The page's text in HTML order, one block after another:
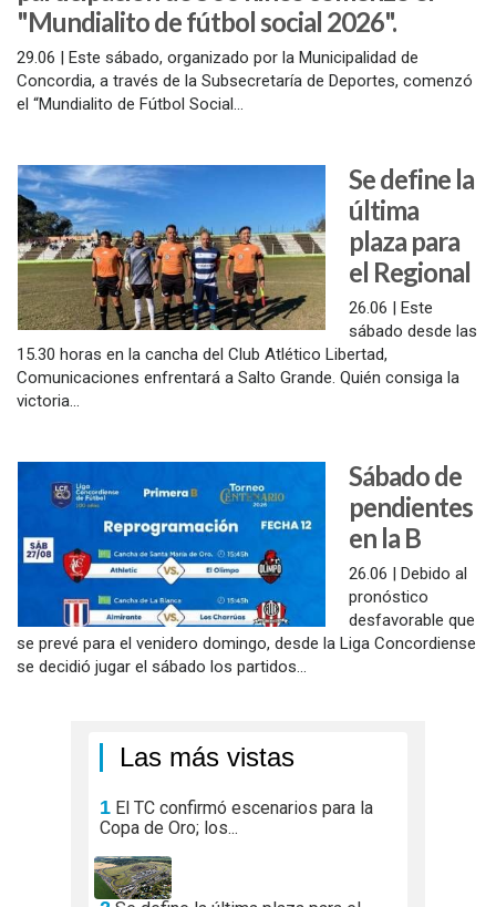
"Mundialito de fútbol social 2026".
29.06 | Este sábado, organizado por la Municipalidad de
Concordia, a través de la Subsecretaría de Deportes, comenzó
el “Mundialito de Fútbol Social...
Se define la
última
plaza para
el Regional
26.06 | Este
sábado desde las
15.30 horas en la cancha del Club Atlético Libertad,
Comunicaciones enfrentará a Salto Grande. Quién consiga la
victoria...
Sábado de
pendientes
en la B
26.06 | Debido al
pronóstico
desfavorable que
se prevé para el venidero domingo, desde la Liga Concordiense
se decidió jugar el sábado los partidos...
Las más vistas
1 El TC confirmó escenarios para la
Copa de Oro; los...